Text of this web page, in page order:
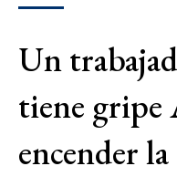
Un
tiene gripe
encender